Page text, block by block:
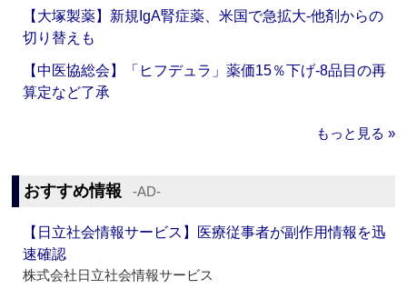
【大塚製薬】新規IgA腎症薬、米国で急拡大‐他剤からの
切り替えも
【中医協総会】「ヒフデュラ」薬価15％下げ‐8品目の再
算定など了承
もっと見る »
おすすめ情報 ‐AD‐
【日立社会情報サービス】医療従事者が副作用情報を迅
速確認
株式会社日立社会情報サービス